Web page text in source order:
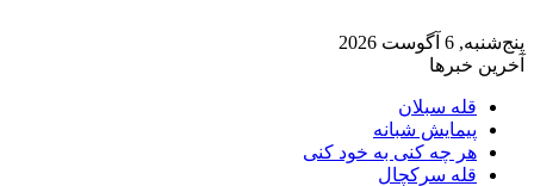
پنج‌شنبه, 6 آگوست 2026
آخرین خبرها
قله سبلان
پیمایش شبانه
هر چه کنی به خود کنی
قله سرکچال